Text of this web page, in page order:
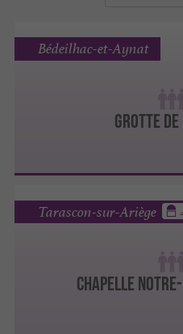
GROTTE
Bédeilhac-et-Aynat
CHAPELLE
Tarascon-sur-Ariège